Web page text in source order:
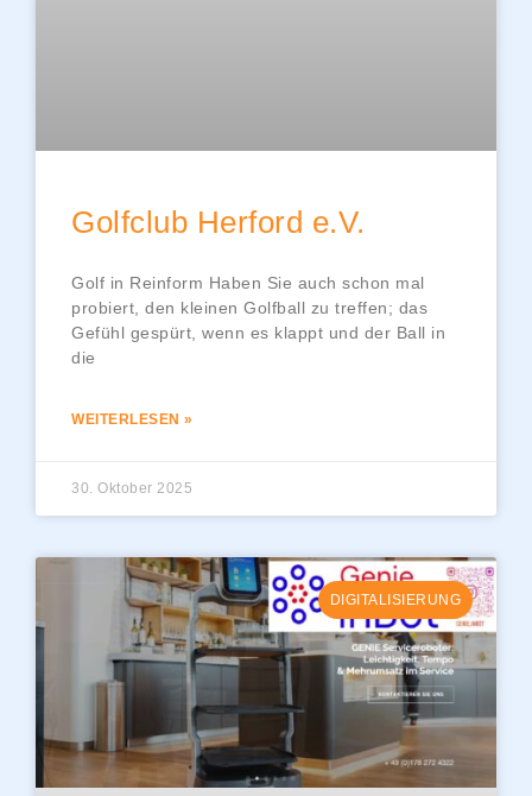
Golfclub Herford e.V.
Golf in Reinform Haben Sie auch schon mal
probiert, den kleinen Golfball zu treffen; das
Gefühl gespürt, wenn es klappt und der Ball in
die
WEITERLESEN »
30. Oktober 2025
DIGITALISIERUNG